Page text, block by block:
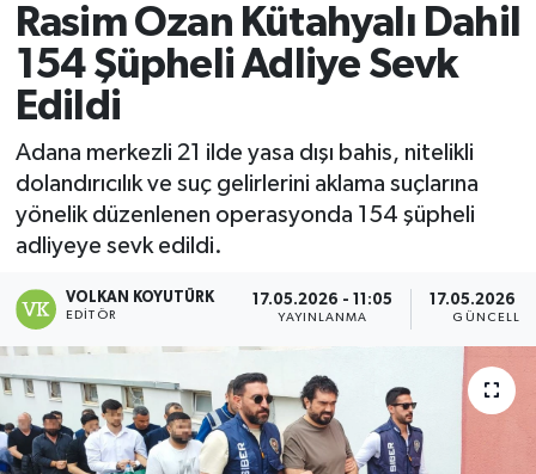
Rasim Ozan Kütahyalı Dahil
154 Şüpheli Adliye Sevk
Edildi
Adana merkezli 21 ilde yasa dışı bahis, nitelikli
dolandırıcılık ve suç gelirlerini aklama suçlarına
yönelik düzenlenen operasyonda 154 şüpheli
adliyeye sevk edildi.
VOLKAN KOYUTÜRK
EDITÖR
17.05.2026 - 11:05
YAYINLANMA
17.05.2026 -